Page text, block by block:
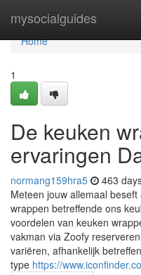
mysocialguides
Home
Home
1
De keuken
ervaringen
normang159hra5 463
Meteen jouw allemaal
wrappen betreffende ons
voordelen van keuken
vakman via Zoofy
variëren, afhankelijk
type https://